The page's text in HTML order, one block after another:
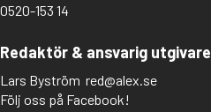
0520-153 14
Redaktör & ansvarig utgivare
Lars Byström red@alex.se
Följ oss på Facebook!